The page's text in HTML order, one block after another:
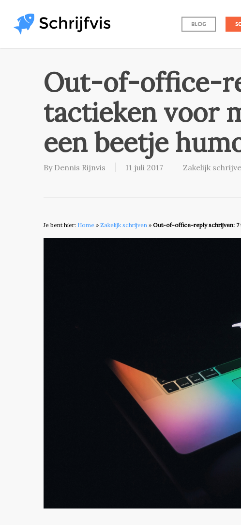
main
Blog
Out-of-office-
tactieken voor
een beetje
By Dennis Rijnvis 11 juli 2017 Zakelijk
Je bent hier: Home » Zakelijk schrijven » Out-of-office-reply schrijven: 7